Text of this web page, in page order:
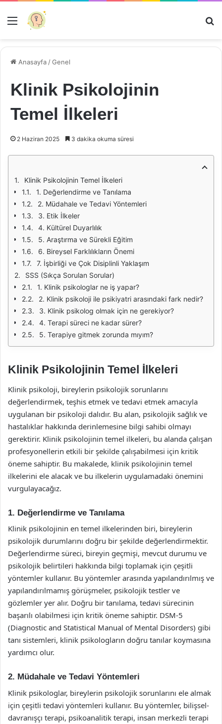
Menü
Anasayfa /Genel
Klinik Psikolojinin
Temel İlkeleri
2 Haziran 2025 3 dakika okuma süresi
Klinik Psikolojinin Temel İlkeleri
1. Değerlendirme ve Tanılama
2. Müdahale ve Tedavi Yöntemleri
3. Etik İlkeler
4. Kültürel Duyarlılık
5. Araştırma ve Sürekli Eğitim
6. Bireysel Farklılıkların Önemi
7. İşbirliği ve Çok Disiplinli Yaklaşım
SSS (Sıkça Sorulan Sorular)
1. Klinik psikologlar ne iş yapar?
2. Klinik psikoloji ile psikiyatri arasındaki fark nedir?
3. Klinik psikolog olmak için ne gerekiyor?
4. Terapi süreci ne kadar sürer?
5. Terapiye gitmek zorunda mıyım?
Klinik Psikolojinin Temel İlkeleri
Klinik psikoloji, bireylerin psikolojik sorunlarını
değerlendirmek, teşhis etmek ve tedavi etmek amacıyla
uygulanan bir psikoloji dalıdır. Bu alan, psikolojik sağlık ve
hastalıklar hakkında derinlemesine bilgi sahibi olmayı
gerektirir. Klinik psikolojinin temel ilkeleri, bu alanda çalışan
profesyonellerin etkili bir şekilde çalışabilmesi için kritik
öneme sahiptir. Bu makalede, klinik psikolojinin temel
ilkelerini ele alacak ve bu ilkelerin uygulamadaki önemini
vurgulayacağız.
1. Değerlendirme ve Tanılama
Klinik psikolojinin en temel ilkelerinden biri, bireylerin
psikolojik durumlarını doğru bir şekilde değerlendirmektir.
Değerlendirme süreci, bireyin geçmişi, mevcut durumu ve
psikolojik belirtileri hakkında bilgi toplamak için çeşitli
yöntemler kullanır. Bu yöntemler arasında yapılandırılmış ve
yapılandırılmamış görüşmeler, psikolojik testler ve
gözlemler yer alır. Doğru bir tanılama, tedavi sürecinin
başarılı olabilmesi için kritik öneme sahiptir. DSM-5
(Diagnostic and Statistical Manual of Mental Disorders) gibi
tanı sistemleri, klinik psikologların doğru tanılar koymasına
yardımcı olur.
2. Müdahale ve Tedavi Yöntemleri
Klinik psikologlar, bireylerin psikolojik sorunlarını ele almak
için çeşitli tedavi yöntemleri kullanır. Bu yöntemler, bilişsel-
davranışçı terapi, psikoanalitik terapi, insan merkezli terapi